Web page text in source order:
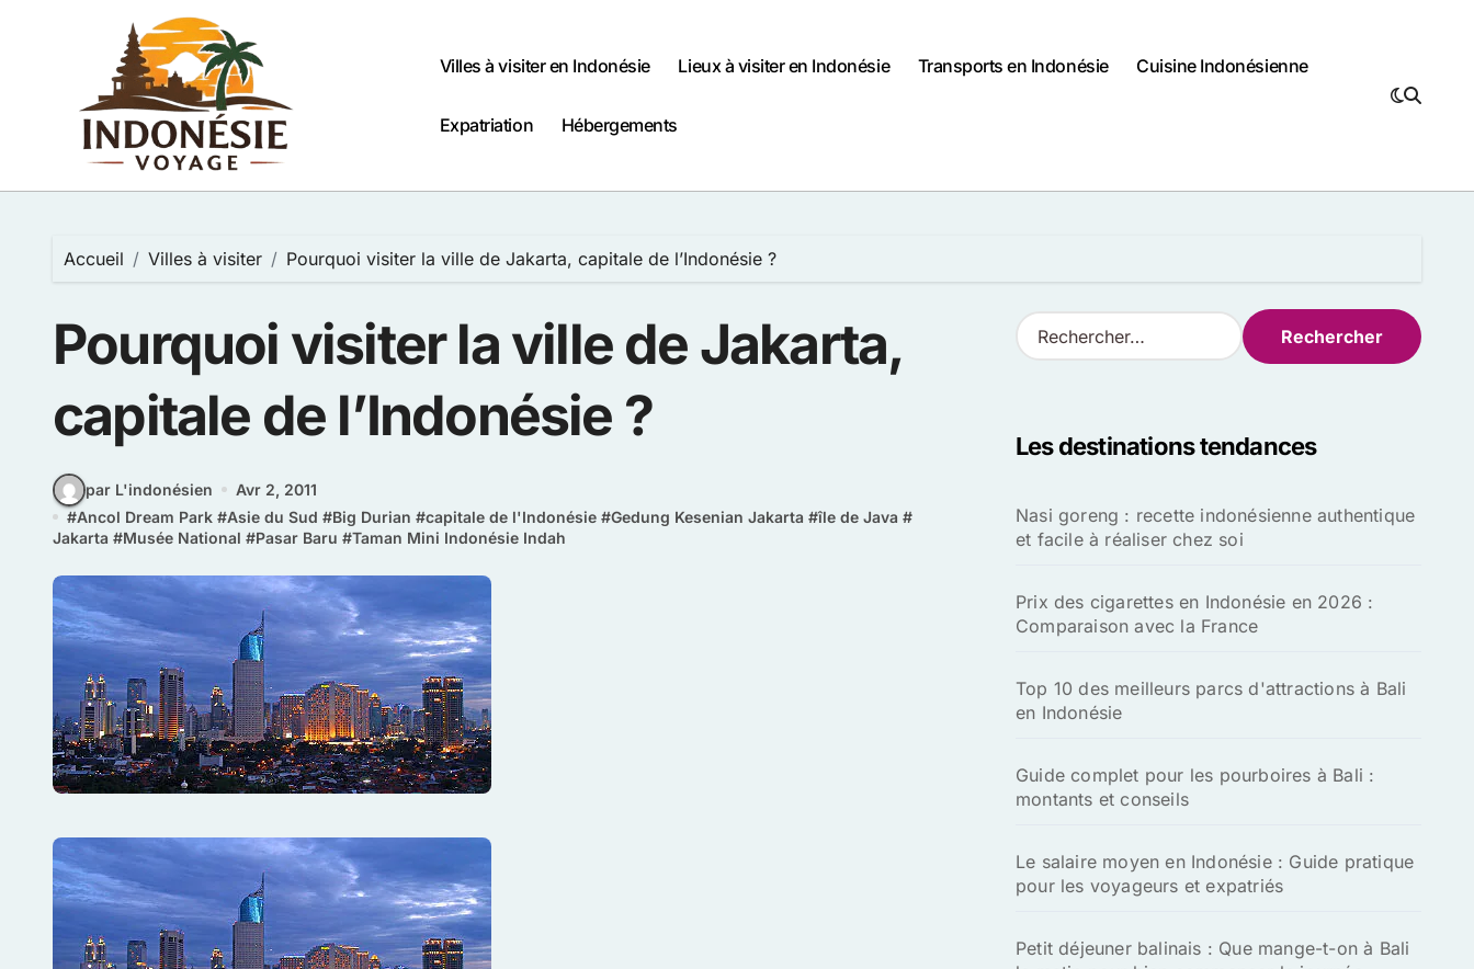
Villes à visiter en Indonésie Lieux à visiter en Indonésie Transports en Indonésie Cuisine Indonésienne
Expatriation Hébergements
Accueil Villes à visiter Pourquoi visiter la ville de Jakarta, capitale de l’Indonésie ?
Pourquoi visiter la ville de Jakarta,
capitale de l’Indonésie ?
par L'indonésien
Avr 2, 2011
#Ancol Dream Park #Asie du Sud #Big Durian #capitale de l'Indonésie #Gedung Kesenian Jakarta #île de Java #
Jakarta #Musée National #Pasar Baru #Taman Mini Indonésie Indah
R
e
r
e
r
Les destinations tendances
Nasi goreng : recette indonésienne authentique
et facile à réaliser chez soi
Prix des cigarettes en Indonésie en 2026 :
Comparaison avec la France
Top 10 des meilleurs parcs d'attractions à Bali
en Indonésie
Guide complet pour les pourboires à Bali :
montants et conseils
Le salaire moyen en Indonésie : Guide pratique
pour les voyageurs et expatriés
Petit déjeuner balinais : Que mange-t-on à Bali